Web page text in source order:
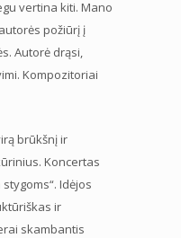
vertina kiti. Mano
požiūrį į
Autorė drąsi,
Kompozitoriai
brūkšnį ir
Koncertas
Idėjos
ir
skambantis